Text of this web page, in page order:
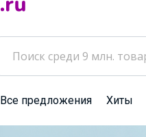
Все предложения Хиты